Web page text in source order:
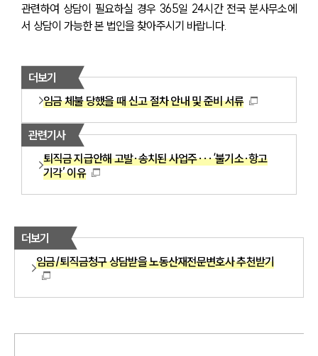
관련하여 상담이 필요하실 경우 365일 24시간 전국 분사무소에
서 상담이 가능한 본 법인을 찾아주시기 바랍니다.
더보기
임금 체불 당했을 때 신고 절차 안내 및 준비 서류
관련기사
퇴직금 지급안해 고발·송치된 사업주···‘불기소·항고
기각’ 이유
더보기
임금/퇴직금청구 상담받을 노동산재전문변호사 추천받기